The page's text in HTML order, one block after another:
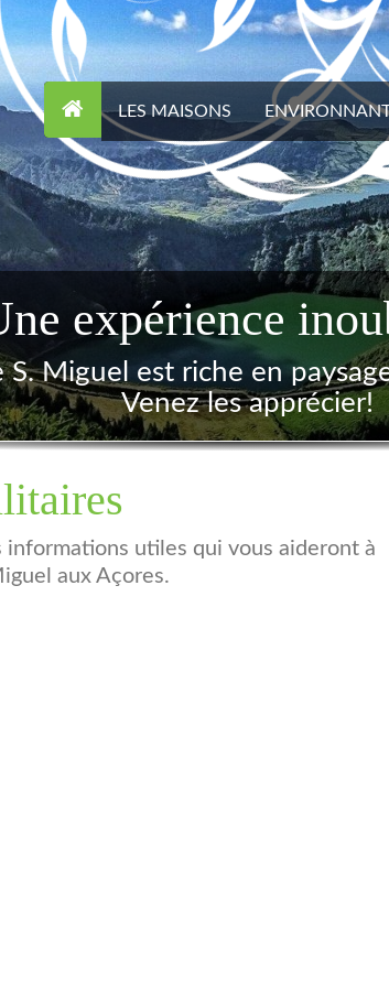
LES MAISONS
confortable et
Maison de bois
utiles qui vous aideront à
aux Açores.